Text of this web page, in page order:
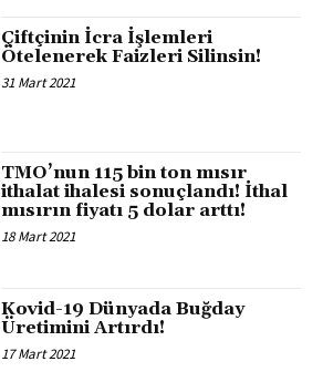
Çiftçinin İcra İşlemleri
Ötelenerek Faizleri Silinsin!
31 Mart 2021
TMO’nun 115 bin ton mısır
ithalat ihalesi sonuçlandı! İthal
mısırın fiyatı 5 dolar arttı!
18 Mart 2021
Kovid-19 Dünyada Buğday
Üretimini Artırdı!
17 Mart 2021